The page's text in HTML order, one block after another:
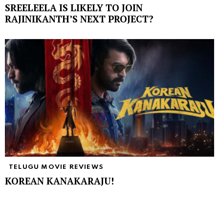
SREELEELA IS LIKELY TO JOIN
RAJINIKANTH’S NEXT PROJECT?
TELUGU MOVIE REVIEWS
KOREAN KANAKARAJU!